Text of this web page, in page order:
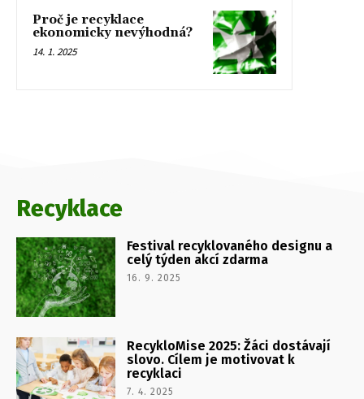
Proč je recyklace
ekonomicky nevýhodná?
14. 1. 2025
Recyklace
Festival recyklovaného designu a
celý týden akcí zdarma
16. 9. 2025
RecykloMise 2025: Žáci dostávají
slovo. Cílem je motivovat k
recyklaci
7. 4. 2025